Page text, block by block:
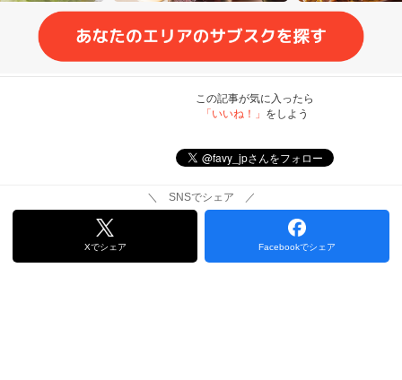
この記事が気に入ったら
「いいね！」 をしよう
＼ SNSでシェア ／
Xでシェア Facebookでシェア